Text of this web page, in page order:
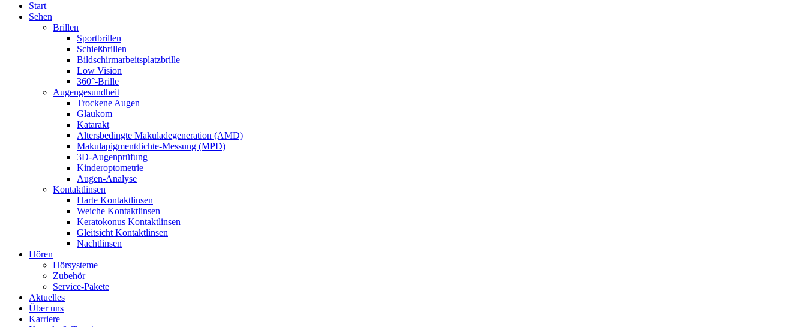
Start
Sehen
Brillen
Sportbrillen
Schießbrillen
Bildschirmarbeitsplatzbrille
Low Vision
360°-Brille
Augengesundheit
Trockene Augen
Glaukom
Katarakt
Altersbedingte Makuladegeneration (AMD)
Makulapigmentdichte-Messung (MPD)
3D-Augenprüfung
Kinderoptometrie
Augen-Analyse
Kontaktlinsen
Harte Kontaktlinsen
Weiche Kontaktlinsen
Keratokonus Kontaktlinsen
Gleitsicht Kontaktlinsen
Nachtlinsen
Hören
Hörsysteme
Zubehör
Service-Pakete
Aktuelles
Über uns
Karriere